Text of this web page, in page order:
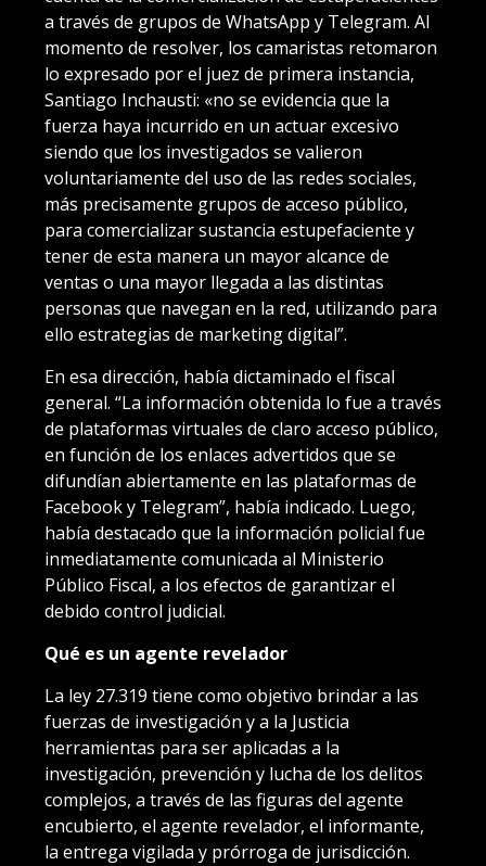
a través de grupos de WhatsApp y Telegram. Al
momento de resolver, los camaristas retomaron
lo expresado por el juez de primera instancia,
Santiago Inchausti: «no se evidencia que la
fuerza haya incurrido en un actuar excesivo
siendo que los investigados se valieron
voluntariamente del uso de las redes sociales,
más precisamente grupos de acceso público,
para comercializar sustancia estupefaciente y
tener de esta manera un mayor alcance de
ventas o una mayor llegada a las distintas
personas que navegan en la red, utilizando para
ello estrategias de marketing digital”.
En esa dirección, había dictaminado el fiscal
general. “La información obtenida lo fue a través
de plataformas virtuales de claro acceso público,
en función de los enlaces advertidos que se
difundían abiertamente en las plataformas de
Facebook y Telegram”, había indicado. Luego,
había destacado que la información policial fue
inmediatamente comunicada al Ministerio
Público Fiscal, a los efectos de garantizar el
debido control judicial.
Qué es un agente revelador
La ley 27.319 tiene como objetivo brindar a las
fuerzas de investigación y a la Justicia
herramientas para ser aplicadas a la
investigación, prevención y lucha de los delitos
complejos, a través de las figuras del agente
encubierto, el agente revelador, el informante,
la entrega vigilada y prórroga de jurisdicción.